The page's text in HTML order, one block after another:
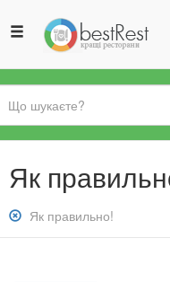
Ви
єЯк
Зняти
фільтр:
Як правильно!